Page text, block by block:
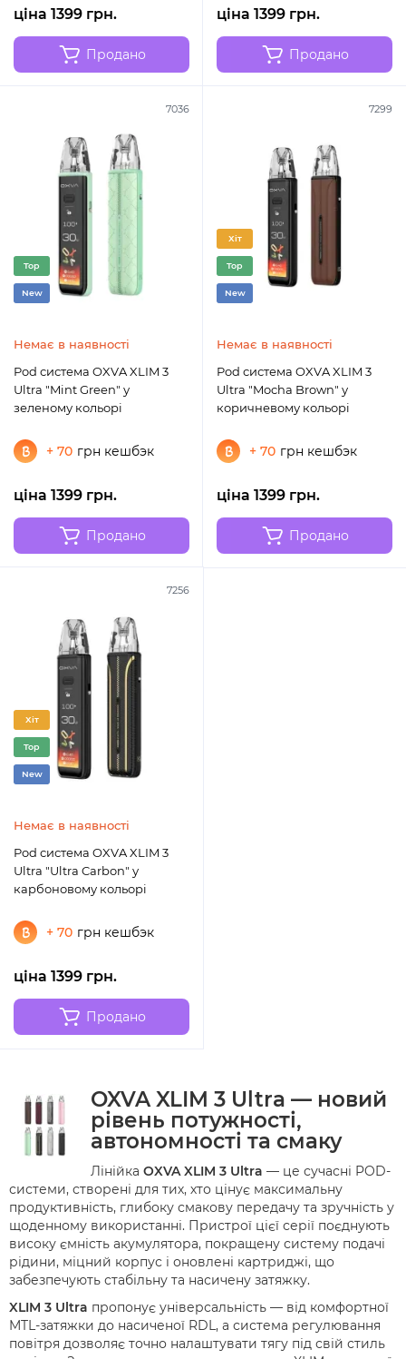
ціна 1399 грн.
Продано
ціна 1399 грн.
Продано
7036
Top
New
Немає в наявності
Pod система OXVA XLIM 3
Ultra "Mint Green" у
зеленому кольорі
+ 70 грн кешбэк
ціна 1399 грн.
Продано
7299
Хіт
Top
New
Немає в наявності
Pod система OXVA XLIM 3
Ultra "Mocha Brown" у
коричневому кольорі
+ 70 грн кешбэк
ціна 1399 грн.
Продано
7256
Хіт
Top
New
Немає в наявності
Pod система OXVA XLIM 3
Ultra "Ultra Carbon" у
карбоновому кольорі
+ 70 грн кешбэк
ціна 1399 грн.
Продано
OXVA XLIM 3 Ultra — новий
рівень потужності,
автономності та смаку
Лінійка OXVA XLIM 3 Ultra — це сучасні POD-
системи, створені для тих, хто цінує максимальну
продуктивність, глибоку смакову передачу та зручність у
щоденному використанні. Пристрої цієї серії поєднують
високу ємність акумулятора, покращену систему подачі
рідини, міцний корпус і оновлені картриджі, що
забезпечують стабільну та насичену затяжку.
XLIM 3 Ultra пропонує універсальність — від комфортної
MTL-затяжки до насиченої RDL, а система регулювання
повітря дозволяє точно налаштувати тягу під свій стиль